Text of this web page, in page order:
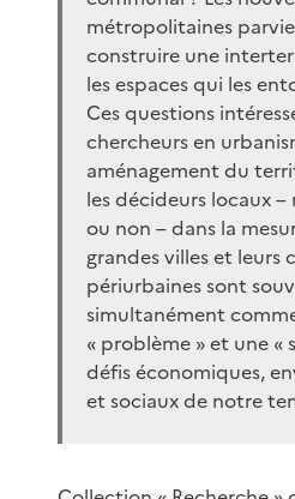
métropolitaines
construire une
les espaces qui les
Ces questions
chercheurs en
aménagement du
les décideurs locaux
ou non – dans la
grandes villes et leurs
périurbaines sont
simultanément
« problème » et une «
défis économiques,
et sociaux de notre